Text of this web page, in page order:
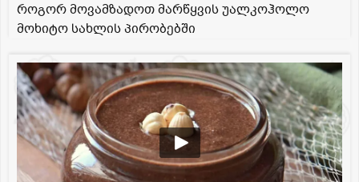
როგორ მოვამზადოთ მარწყვის უალკოჰოლო
მოხიტო სახლის პირობებში